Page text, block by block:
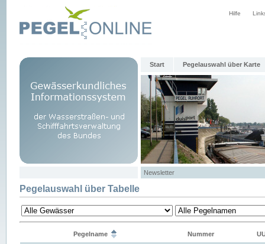
Hilfe
Start Pegelauswahl über Karte
Newsletter
Pegelauswahl über Tabelle
Pegelname Nummer